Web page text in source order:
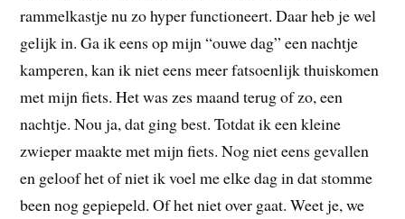
rammelkastje nu zo hyper functioneert. Daar heb je wel
gelijk in. Ga ik eens op mijn “ouwe dag” een nachtje
kamperen, kan ik niet eens meer fatsoenlijk thuiskomen
met mijn fiets. Het was zes maand terug of zo, een
nachtje. Nou ja, dat ging best. Totdat ik een kleine
zwieper maakte met mijn fiets. Nog niet eens gevallen
en geloof het of niet ik voel me elke dag in dat stomme
been nog gepiepeld. Of het niet over gaat. Weet je, we